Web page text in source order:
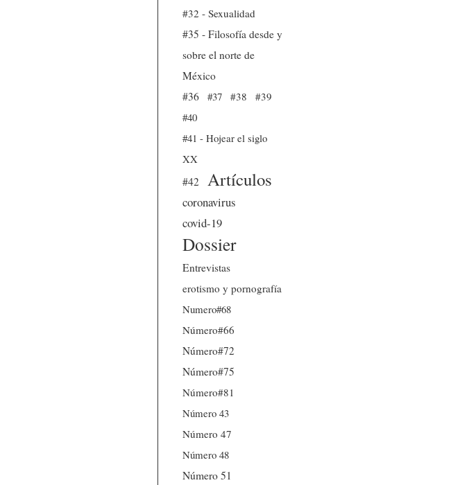
#32 - Sexualidad
#35 - Filosofía desde y
sobre el norte de
México
#36
#37 #38
#39
#40
#41 - Hojear el siglo
XX
#42
Artículos
coronavirus
covid-19
Dossier
Entrevistas
erotismo y pornografía
Numero#68
Número#66
Número#72
Número#75
Número#81
Número 43
Número 47
Número 48
Número 51